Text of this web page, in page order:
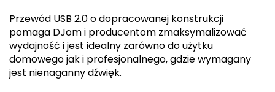
Przewód USB 2.0 o dopracowanej konstrukcji
pomaga DJom i producentom zmaksymalizować
wydajność i jest idealny zarówno do użytku
domowego jak i profesjonalnego, gdzie wymagany
jest nienaganny dźwięk.